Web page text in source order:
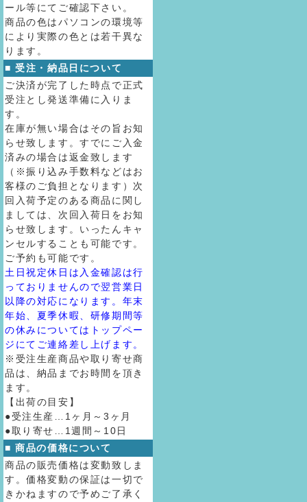
ール等にてご確認下さい。
商品の色はパソコンの環境等
により実際の色とは若干異な
ります。
■ 受注・納品日について
ご決済が完了した時点で正式
受注とし発送準備に入りま
す。
在庫が無い場合はその旨お知
らせ致します。すでにご入金
済みの場合は返金致します
（※振り込み手数料などはお
客様のご負担となります）次
回入荷予定のある商品に関し
ましては、次回入荷日をお知
らせ致します。いったんキャ
ンセルすることも可能です。
ご予約も可能です。
土日祝定休日は入金確認は行
っておりませんので翌営業日
以降の対応になります。年末
年始、夏季休暇、研修期間等
の休みについてはトップペー
ジにてご連絡差し上げます。
※受注生産商品や取り寄せ商
品は、納品までお時間を頂き
ます。
【出荷の目安】
●受注生産…1ヶ月～3ヶ月
●取り寄せ…1週間～10日
■ 商品の価格について
商品の販売価格は変動致しま
す。価格変動の保証は一切で
きかねますので予めご了承く